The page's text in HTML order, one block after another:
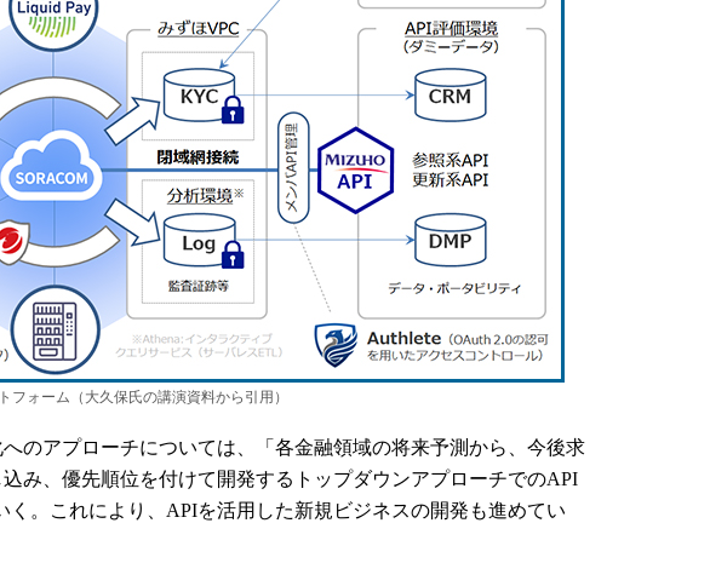
フォーム（大久保氏の講演資料から引用）
のアプローチについては、「各金融領域の将来予測から、今後求
み、優先順位を付けて開発するトップダウンアプローチでのAPI
く。これにより、APIを活用した新規ビジネスの開発も進めてい